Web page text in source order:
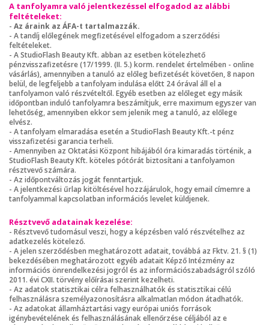
A tanfolyamra való jelentkezéssel elfogadod az alábbi
feltételeket:
- Az áraink az ÁFA-t tartalmazzák.
- A tandíj előlegének megfizetésével elfogadom a szerződési
feltételeket.
- A StudioFlash Beauty Kft. abban az esetben kötelezhető
pénzvisszafizetésre (17/1999. (II. 5.) korm. rendelet értelmében - online
vásárlás), amennyiben a tanuló az előleg befizetését követően, 8 napon
belül, de legfeljebb a tanfolyam indulása előtt 24 órával áll el a
tanfolyamon való részvételtől. Egyéb esetben az előleget egy másik
időpontban induló tanfolyamra beszámítjuk, erre maximum egyszer van
lehetőség, amennyiben ekkor sem jelenik meg a tanuló, az előlege
elvész.
- A tanfolyam elmaradása esetén a StudioFlash Beauty Kft.-t pénz
visszafizetési garancia terheli.
- Amennyiben az Oktatási Központ hibájából óra kimaradás történik, a
StudioFlash Beauty Kft. köteles pótórát biztosítani a tanfolyamon
résztvevő számára.
- Az időpontváltozás jogát fenntartjuk.
- A jelentkezési űrlap kitöltésével hozzájárulok, hogy email címemre a
tanfolyammal kapcsolatban információs levelet küldjenek.
Résztvevő adatainak kezelése:
- Résztvevő tudomásul veszi, hogy a képzésben való részvételhez az
adatkezelés kötelező.
- A jelen szerződésben meghatározott adatait, továbbá az Fktv. 21. § (1)
bekezdésében meghatározott egyéb adatait Képző Intézmény az
információs önrendelkezési jogról és az információszabadságról szóló
2011. évi CXII. törvény előírásai szerint kezelheti.
- Az adatok statisztikai célra felhasználhatók és statisztikai célú
felhasználásra személyazonosításra alkalmatlan módon átadhatók.
- Az adatokat államháztartási vagy európai uniós források
igénybevételének és felhasználásának ellenőrzése céljából az e